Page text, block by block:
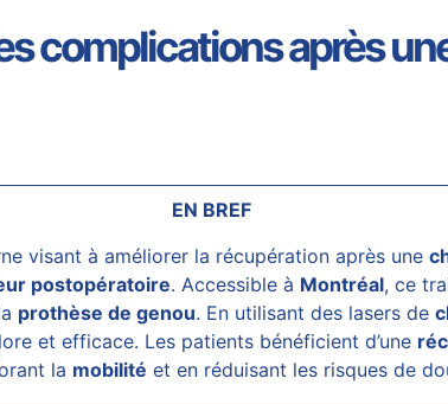
complications après
EN BREF
visant à améliorer la récupération après une
postopératoire. Accessible à Montréal, ce
prothèse de genou. En utilisant des lasers de
et efficace. Les patients bénéficient d’une
la mobilité et en réduisant les risques de